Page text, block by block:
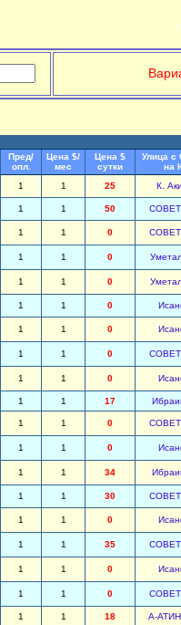
Пред/
опл.
Цена $/
мес
Цена $
сутки
Улица с
на
1 1 25 К.
1 1 50
1 1 0
1 1 0
1 1 0
1 1 0
1 1 0
1 1 0
1 1 0
1 1 17
1 1 0
1 1 0
1 1 34
1 1 30
1 1 0
1 1 35
1 1 0
1 1 0
1 1 18 А-